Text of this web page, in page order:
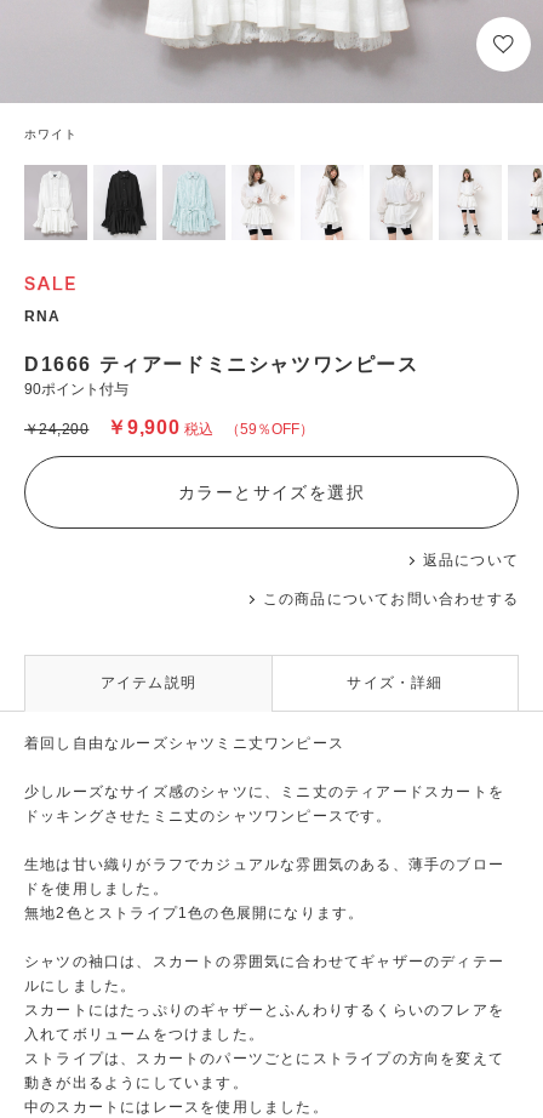
ホワイト
RNA
D1666 ティアードミニシャツワンピース
90ポイント付与
（59％OFF）
￥9,900 税込
￥24,200
返品について
この商品についてお問い合わせする
カラーとサイズを選択
アイテム説明 サイズ・詳細
着回し自由なルーズシャツミニ丈ワンピース
少しルーズなサイズ感のシャツに、ミニ丈のティアードスカートを
ドッキングさせたミニ丈のシャツワンピースです。
生地は甘い織りがラフでカジュアルな雰囲気のある、薄手のブロー
ドを使用しました。
無地2色とストライプ1色の色展開になります。
シャツの袖口は、スカートの雰囲気に合わせてギャザーのディテー
ルにしました。
スカートにはたっぷりのギャザーとふんわりするくらいのフレアを
入れてボリュームをつけました。
ストライプは、スカートのパーツごとにストライプの方向を変えて
動きが出るようにしています。
中のスカートにはレースを使用しました。